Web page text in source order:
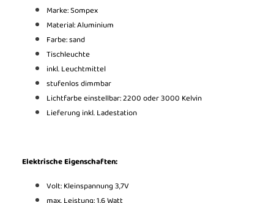
Marke: Sompex
Material: Aluminium
Farbe: sand
Tischleuchte
inkl. Leuchtmittel
stufenlos dimmbar
Lichtfarbe einstellbar: 2200 oder 3000 Kelvin
Lieferung inkl. Ladestation
Elektrische Eigenschaften:
Volt: Kleinspannung 3,7V